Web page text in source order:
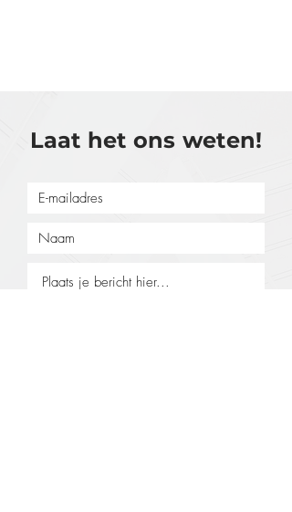
Laat het ons weten!